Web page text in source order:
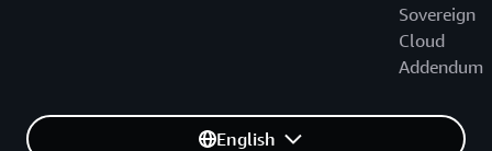
Sovereign
Cloud
Addendum
English